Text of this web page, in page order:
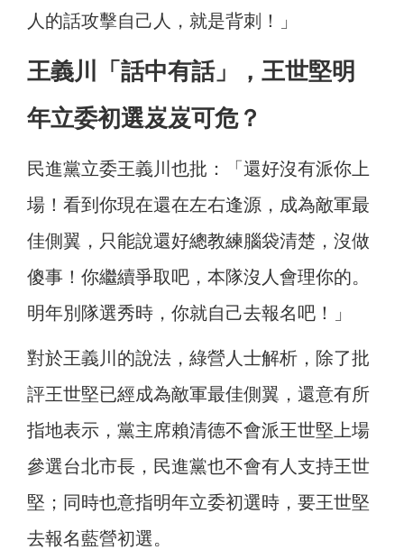
人的話攻擊自己人，就是背刺！」
王義川「話中有話」，王世堅明
年立委初選岌岌可危？
民進黨立委王義川也批：「還好沒有派你上
場！看到你現在還在左右逢源，成為敵軍最
佳側翼，只能說還好總教練腦袋清楚，沒做
傻事！你繼續爭取吧，本隊沒人會理你的。
明年別隊選秀時，你就自己去報名吧！」
對於王義川的說法，綠營人士解析，除了批
評王世堅已經成為敵軍最佳側翼，還意有所
指地表示，黨主席賴清德不會派王世堅上場
參選台北市長，民進黨也不會有人支持王世
堅；同時也意指明年立委初選時，要王世堅
去報名藍營初選。